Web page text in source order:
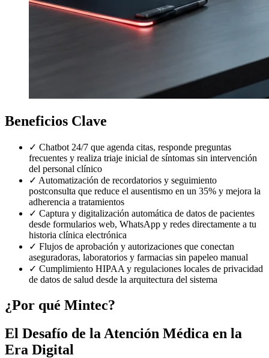
Beneficios Clave
✓ Chatbot 24/7 que agenda citas, responde preguntas
frecuentes y realiza triaje inicial de síntomas sin intervención
del personal clínico
✓ Automatización de recordatorios y seguimiento
postconsulta que reduce el ausentismo en un 35% y mejora la
adherencia a tratamientos
✓ Captura y digitalización automática de datos de pacientes
desde formularios web, WhatsApp y redes directamente a tu
historia clínica electrónica
✓ Flujos de aprobación y autorizaciones que conectan
aseguradoras, laboratorios y farmacias sin papeleo manual
✓ Cumplimiento HIPAA y regulaciones locales de privacidad
de datos de salud desde la arquitectura del sistema
¿Por qué Mintec?
El Desafío de la Atención Médica en la
Era Digital